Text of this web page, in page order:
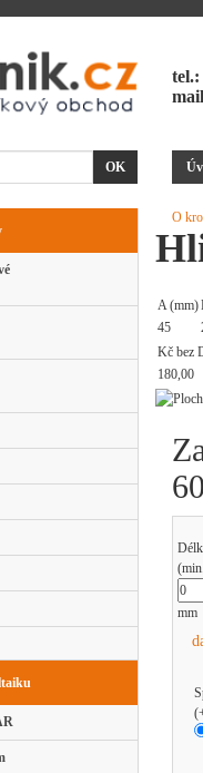
tel.:
O
A (mm)
45
Kč bez
180,00
mm